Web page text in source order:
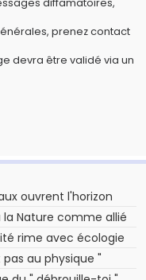
prenez contact
devra être validé via un
ouvrent l'horizon
Nature comme allié
rime avec écologie
au physique "